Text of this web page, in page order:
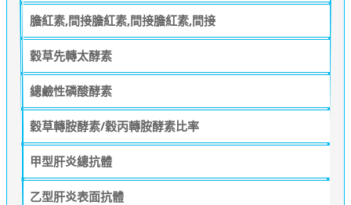
膽紅素,間接膽紅素,間接膽紅素,間接
穀草先轉太酵素
總鹼性磷酸酵素
穀草轉胺酵素/穀丙轉胺酵素比率
甲型肝炎總抗體
乙型肝炎表面抗體